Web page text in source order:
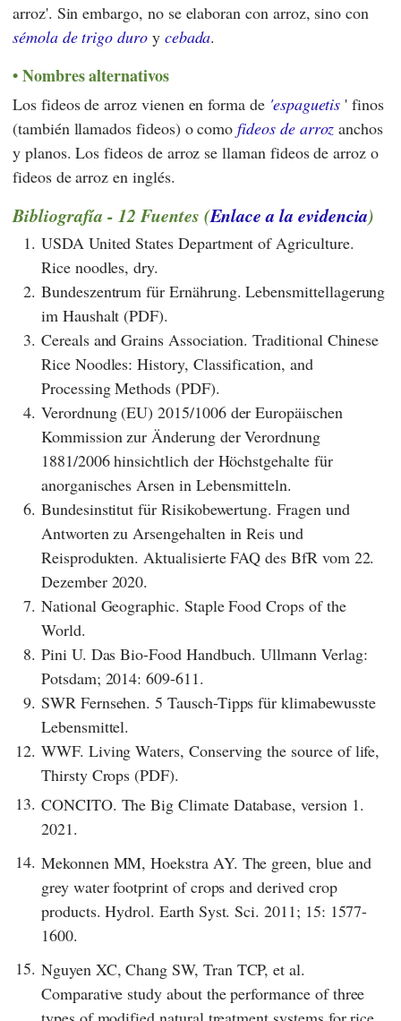
arroz'. Sin embargo, no se elaboran con arroz, sino con
sémola de trigo duroy cebada.
Nombres alternativos
Los fideos de arroz vienen en forma de 'espaguetis ' finos
(también llamados fideos) o comofideos de arroz anchos
y planos. Los fideos de arroz se llaman fideos de arroz o
fideos de arroz en inglés.
Bibliografía - 12 Fuentes (Enlace a la evidencia)
1. USDA United States Department of Agriculture.
Rice noodles, dry.
2. Bundeszentrum für Ernährung. Lebensmittellagerung
im Haushalt (PDF).
3. Cereals and Grains Association. Traditional Chinese
Rice Noodles: History, Classification, and
Processing Methods (PDF).
4. Verordnung (EU) 2015/1006 der Europäischen
Kommission zur Änderung der Verordnung
1881/2006 hinsichtlich der Höchstgehalte für
anorganisches Arsen in Lebensmitteln.
6. Bundesinstitut für Risikobewertung. Fragen und
Antworten zu Arsengehalten in Reis und
Reisprodukten. Aktualisierte FAQ des BfR vom 22.
Dezember 2020.
7. National Geographic. Staple Food Crops of the
World.
8. Pini U. Das Bio-Food Handbuch. Ullmann Verlag:
Potsdam; 2014: 609-611.
9. SWR Fernsehen. 5 Tausch-Tipps für klimabewusste
Lebensmittel.
12. WWF. Living Waters, Conserving the source of life,
Thirsty Crops (PDF).
13. CONCITO. The Big Climate Database, version 1.
2021.
14. Mekonnen MM, Hoekstra AY. The green, blue and
grey water footprint of crops and derived crop
products. Hydrol. Earth Syst. Sci. 2011; 15: 1577-
1600.
15. Nguyen XC, Chang SW, Tran TCP, et al.
Comparative study about the performance of three